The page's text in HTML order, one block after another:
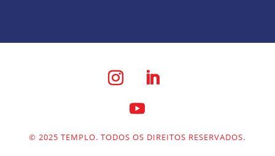
© 2025 TEMPLO. TODOS OS DIREITOS RESERVADOS.